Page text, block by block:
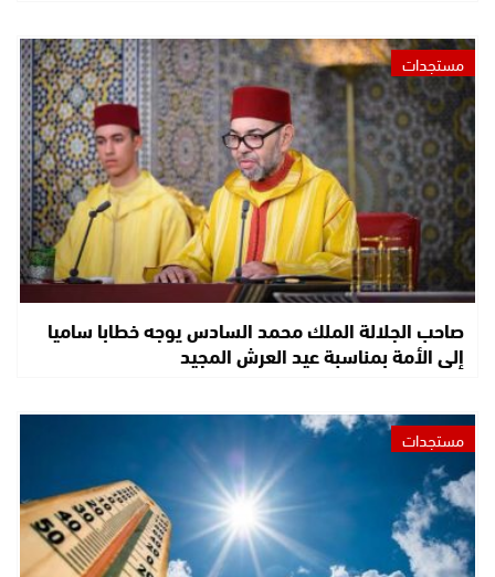
مستجدات
صاحب الجلالة الملك محمد السادس يوجه خطابا ساميا
إلى الأمة بمناسبة عيد العرش المجيد
مستجدات